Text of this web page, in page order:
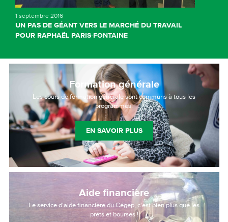
1 septembre 2016
UN PAS DE GÉANT VERS LE MARCHÉ DU TRAVAIL
POUR RAPHAËL PARIS-FONTAINE
Formation générale
Les cours de formation générale sont communs à tous les
programmes.
EN SAVOIR PLUS
Aide financière
Le service d'aide financière du Cégep, c'est bien plus que les
prêts et bourses !